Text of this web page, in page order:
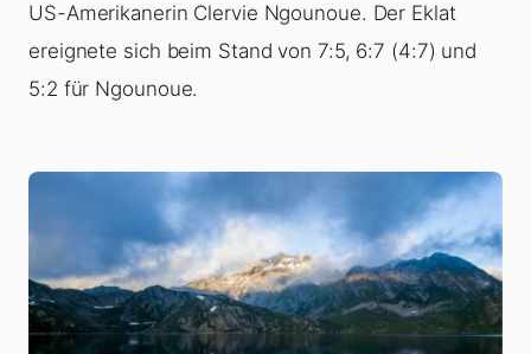
US-Amerikanerin Clervie Ngounoue. Der Eklat
ereignete sich beim Stand von 7:5, 6:7 (4:7) und
5:2 für Ngounoue.